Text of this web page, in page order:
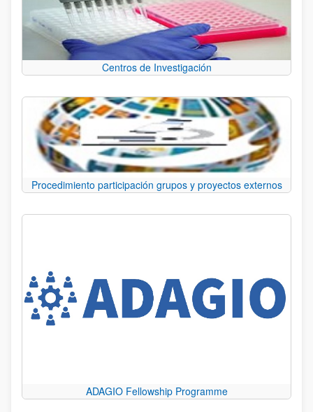
Centros de Investigación
Procedimiento participación grupos y proyectos externos
ADAGIO Fellowship Programme